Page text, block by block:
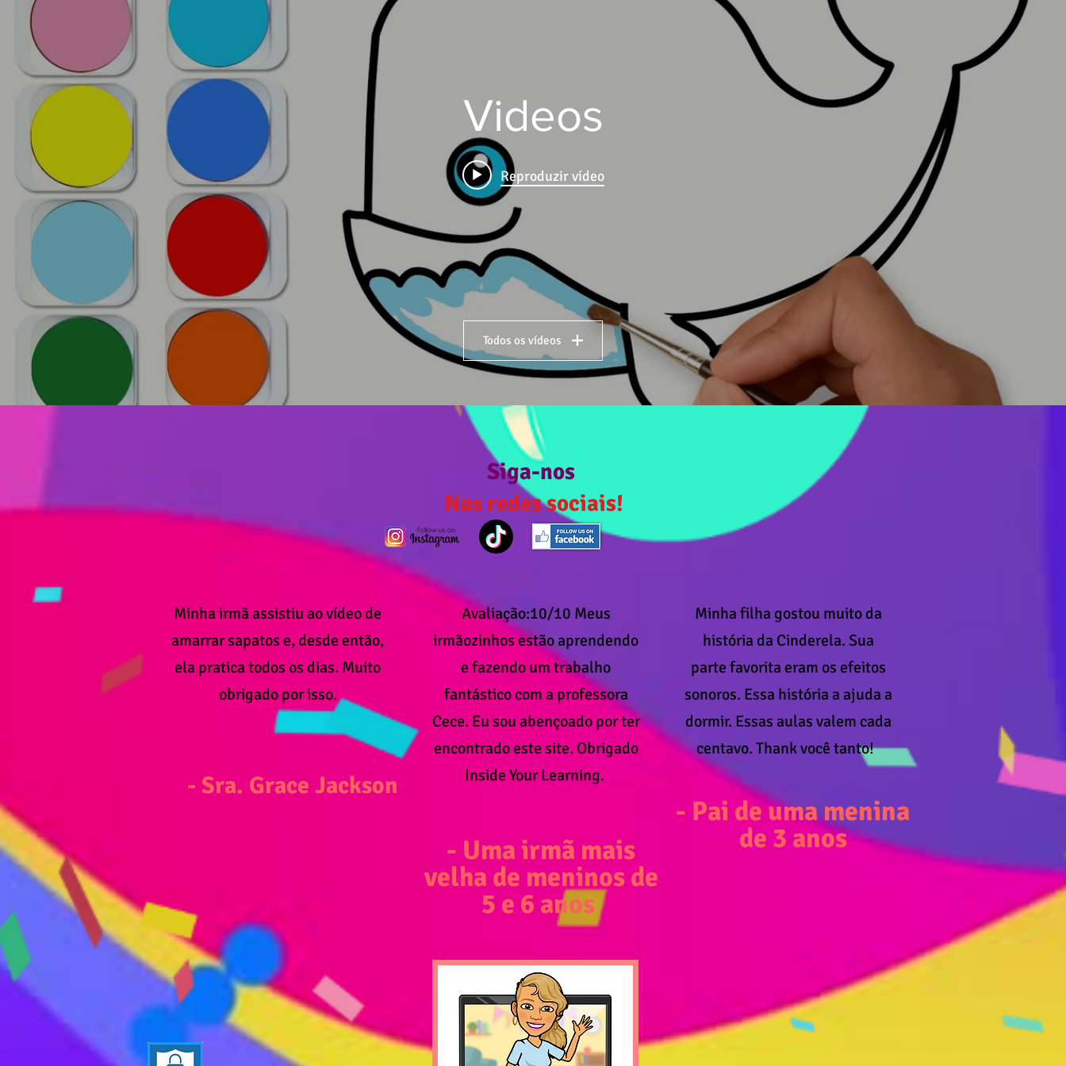
Videos
Reproduzir vídeo
Todos os vídeos
Siga-nos
Nas redes sociais!
Minha irmã assistiu ao vídeo de
amarrar sapatos e, desde então,
ela pratica todos os dias. Muito
obrigado por isso.
- Sra. Grace Jackson
Avaliação:10/10 Meus
irmãozinhos estão aprendendo
e fazendo um trabalho
fantástico com a professora
Cece. Eu sou abençoado por ter
encontrado este site. Obrigado
Inside Your Learning.
- Uma irmã mais
velha de meninos de
5 e 6 anos
Minha filha gostou muito da
história da Cinderela. Sua
parte favorita eram os efeitos
sonoros. Essa história a ajuda a
dormir. Essas aulas valem cada
centavo. Thank você tanto!
- Pai de uma menina
de 3 anos